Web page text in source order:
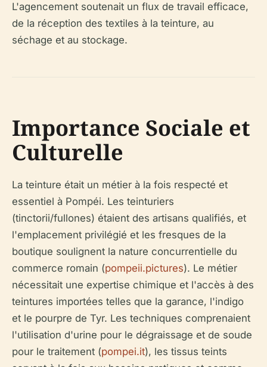
L'agencement soutenait un flux de travail efficace,
de la réception des textiles à la teinture, au
séchage et au stockage.
Importance Sociale et
Culturelle
La teinture était un métier à la fois respecté et
essentiel à Pompéi. Les teinturiers
(tinctorii/fullones) étaient des artisans qualifiés, et
l'emplacement privilégié et les fresques de la
boutique soulignent la nature concurrentielle du
commerce romain (pompeii.pictures). Le métier
nécessitait une expertise chimique et l'accès à des
teintures importées telles que la garance, l'indigo
et le pourpre de Tyr. Les techniques comprenaient
l'utilisation d'urine pour le dégraissage et de soude
pour le traitement (pompei.it), les tissus teints